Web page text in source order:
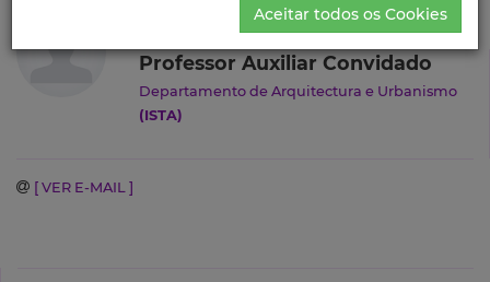
Nuno Caetano
Professor Auxiliar Convidado
Departamento de Arquitectura e Urbanismo
(ISTA)
[ VER E-MAIL ]
Aceitar todos os Cookies